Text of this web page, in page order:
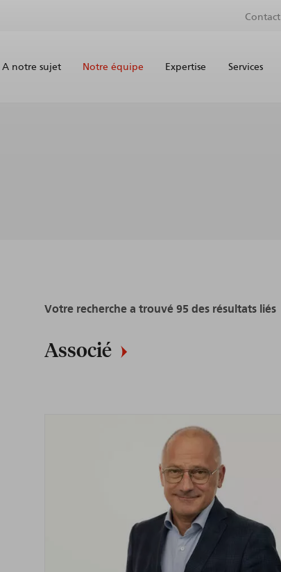
Contact
A notre sujet Notre équipe Expertise Services
Votre recherche a trouvé 95 des résultats liés
Associé